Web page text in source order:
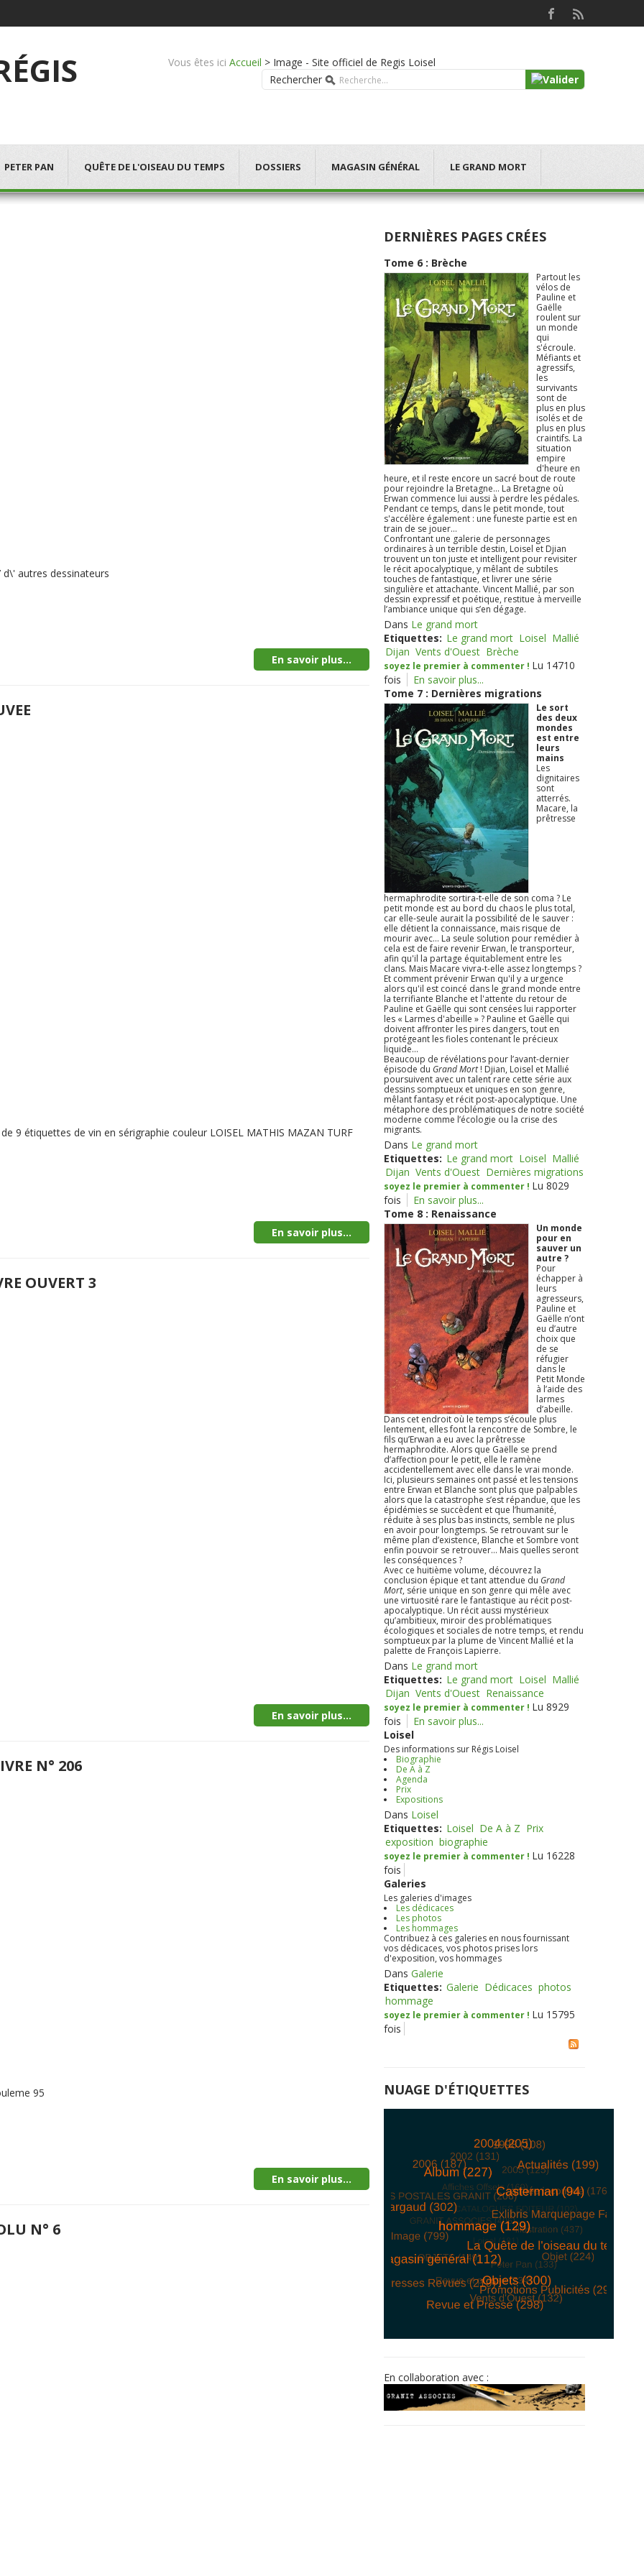
Vous êtes ici Accueil > Image - Site officiel de Regis Loisel
Rechercher
PETER PAN QUÊTE DE L'OISEAU DU TEMPS DOSSIERS MAGASIN GÉNÉRAL LE GRAND MORT
autres dessinateurs
En savoir plus...
9 étiquettes de vin en sérigraphie couleur LOISEL MATHIS MAZAN TURF
En savoir plus...
OUVERT 3
En savoir plus...
N° 206
95
En savoir plus...
N° 6
DERNIÈRES PAGES CRÉES
Tome 6 : Brèche
Partout les
vélos de
Pauline et
Gaëlle
roulent sur
un monde
qui
s'écroule.
Méfiants et
agressifs,
les
survivants
sont de
plus en plus
isolés et de
plus en plus
craintifs. La
situation
empire
d'heure en
heure, et il reste encore un sacré bout de route
pour rejoindre la Bretagne... La Bretagne où
Erwan commence lui aussi à perdre les pédales.
Pendant ce temps, dans le petit monde, tout
s'accélère également : une funeste partie est en
train de se jouer...
Confrontant une galerie de personnages
ordinaires à un terrible destin, Loisel et Djian
trouvent un ton juste et intelligent pour revisiter
le récit apocalyptique, y mêlant de subtiles
touches de fantastique, et livrer une série
singulière et attachante. Vincent Mallié, par son
dessin expressif et poétique, restitue à merveille
l’ambiance unique qui s’en dégage.
Dans Le grand mort
Etiquettes: Le grand mort Loisel Mallié
Dijan Vents d'Ouest Brèche
soyez le premier à commenter ! Lu 14710
fois
En savoir plus...
Tome 7 : Dernières migrations
Le sort
des deux
mondes
est entre
leurs
mains
Les
dignitaires
sont
atterrés.
Macare, la
prêtresse
hermaphrodite sortira-t-elle de son coma ? Le
petit monde est au bord du chaos le plus total,
car elle-seule aurait la possibilité de le sauver :
elle détient la connaissance, mais risque de
mourir avec... La seule solution pour remédier à
cela est de faire revenir Erwan, le transporteur,
afin qu'il la partage équitablement entre les
clans. Mais Macare vivra-t-elle assez longtemps ?
Et comment prévenir Erwan qu'il y a urgence
alors qu'il est coincé dans le grand monde entre
la terrifiante Blanche et l'attente du retour de
Pauline et Gaëlle qui sont censées lui rapporter
les « Larmes d'abeille » ? Pauline et Gaëlle qui
doivent affronter les pires dangers, tout en
protégeant les fioles contenant le précieux
liquide...
Beaucoup de révélations pour l’avant-dernier
épisode du Grand Mort! Djian, Loisel et Mallié
poursuivent avec un talent rare cette série aux
dessins somptueux et uniques en son genre,
mêlant fantasy et récit post-apocalyptique. Une
métaphore des problématiques de notre société
moderne comme l’écologie ou la crise des
migrants.
Dans Le grand mort
Etiquettes: Le grand mort Loisel Mallié
Dijan Vents d'Ouest Dernières migrations
soyez le premier à commenter ! Lu 8029
fois
En savoir plus...
Tome 8 : Renaissance
Un monde
pour en
sauver un
autre ?
Pour
échapper à
leurs
agresseurs,
Pauline et
Gaëlle n’ont
eu d’autre
choix que
de se
réfugier
dans le
Petit Monde
à l’aide des
larmes
d’abeille.
Dans cet endroit où le temps s’écoule plus
lentement, elles font la rencontre de Sombre, le
fils qu’Erwan a eu avec la prêtresse
hermaphrodite. Alors que Gaëlle se prend
d’affection pour le petit, elle le ramène
accidentellement avec elle dans le vrai monde.
Ici, plusieurs semaines ont passé et les tensions
entre Erwan et Blanche sont plus que palpables
alors que la catastrophe s’est répandue, que les
épidémies se succèdent et que l’humanité,
réduite à ses plus bas instincts, semble ne plus
en avoir pour longtemps. Se retrouvant sur le
même plan d’existence, Blanche et Sombre vont
enfin pouvoir se retrouver… Mais quelles seront
les conséquences ?
Avec ce huitième volume, découvrez la
conclusion épique et tant attendue du Grand
Mort, série unique en son genre qui mêle avec
une virtuosité rare le fantastique au récit post-
apocalyptique. Un récit aussi mystérieux
qu’ambitieux, miroir des problématiques
écologiques et sociales de notre temps, et rendu
somptueux par la plume de Vincent Mallié et la
palette de François Lapierre.
Dans Le grand mort
Etiquettes: Le grand mort Loisel Mallié
Dijan Vents d'Ouest Renaissance
soyez le premier à commenter ! Lu 8929
fois
En savoir plus...
Loisel
Des informations sur Régis Loisel
Biographie
De A à Z
Agenda
Prix
Expositions
Dans Loisel
Etiquettes: Loisel De A à Z Prix
exposition biographie
soyez le premier à commenter ! Lu 16228
fois
Galeries
Les galeries d'images
Les dédicaces
Les photos
Les hommages
Contribuez à ces galeries en nous fournissant
vos dédicaces, vos photos prises lors
d'exposition, vos hommages
Dans Galerie
Etiquettes: Galerie Dédicaces photos
hommage
soyez le premier à commenter ! Lu 15795
fois
NUAGE D'ÉTIQUETTES
En collaboration avec :